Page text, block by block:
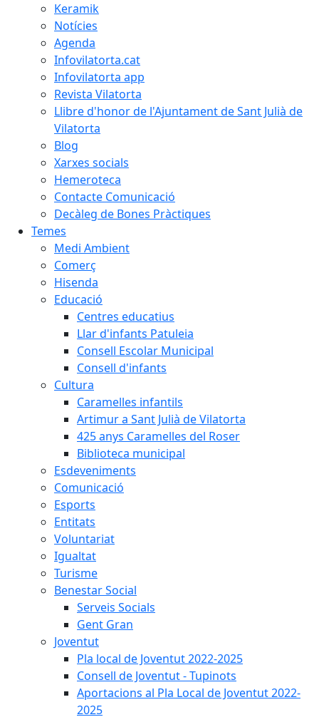
Keramik
Notícies
Agenda
Infovilatorta.cat
Infovilatorta app
Revista Vilatorta
Llibre d'honor de l'Ajuntament de Sant Julià de
Vilatorta
Blog
Xarxes socials
Hemeroteca
Contacte Comunicació
Decàleg de Bones Pràctiques
Temes
Medi Ambient
Comerç
Hisenda
Educació
Centres educatius
Llar d'infants Patuleia
Consell Escolar Municipal
Consell d'infants
Cultura
Caramelles infantils
Artimur a Sant Julià de Vilatorta
425 anys Caramelles del Roser
Biblioteca municipal
Esdeveniments
Comunicació
Esports
Entitats
Voluntariat
Igualtat
Turisme
Benestar Social
Serveis Socials
Gent Gran
Joventut
Pla local de Joventut 2022-2025
Consell de Joventut - Tupinots
Aportacions al Pla Local de Joventut 2022-
2025